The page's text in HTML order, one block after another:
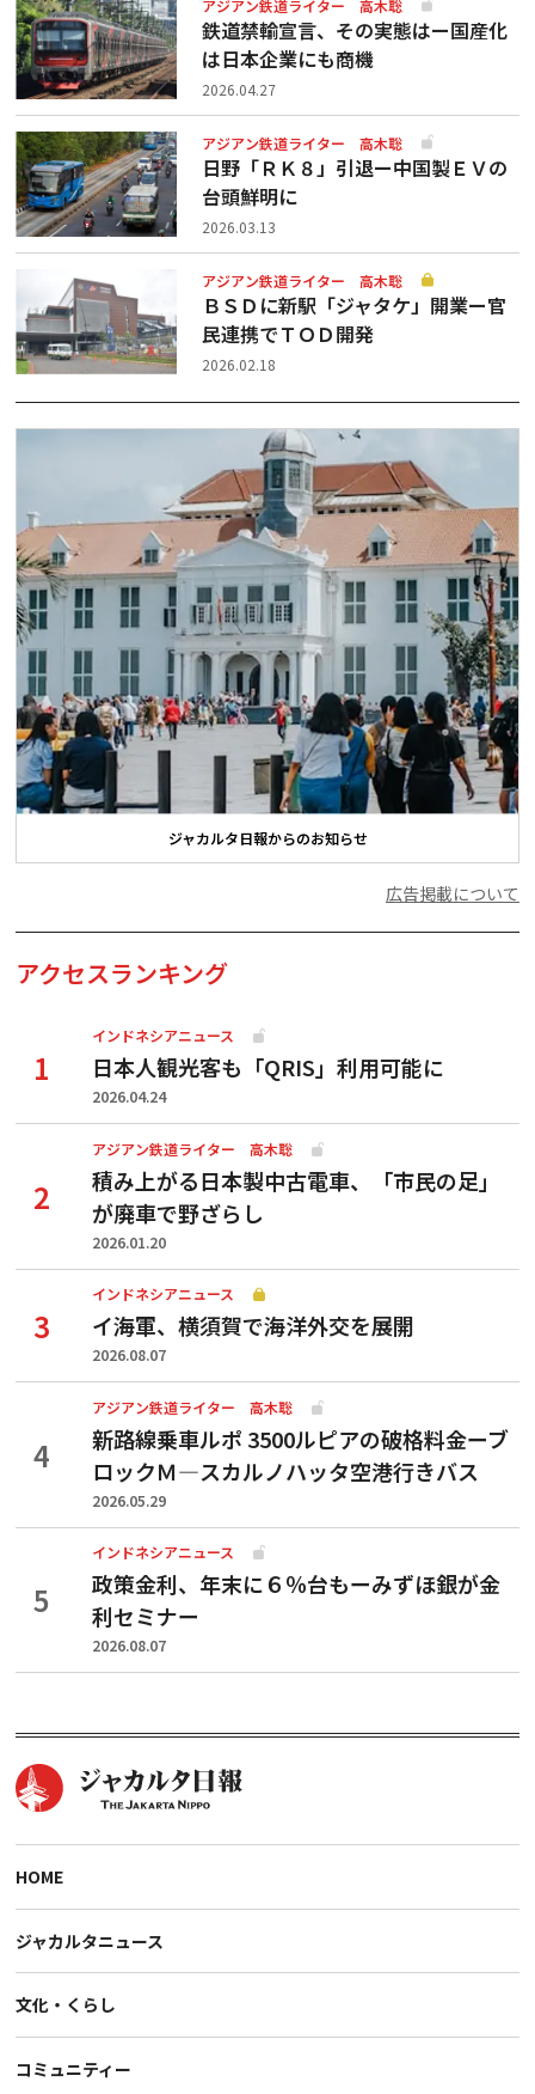
アジアン鉄道ライター 高木聡
鉄道禁輸宣言、その実態はー国産化
は日本企業にも商機
2026.04.27
アジアン鉄道ライター 高木聡
日野「ＲＫ８」引退ー中国製ＥＶの
台頭鮮明に
2026.03.13
アジアン鉄道ライター 高木聡
ＢＳＤに新駅「ジャタケ」開業ー官
民連携でＴＯＤ開発
2026.02.18
ジャカルタ日報からのお知らせ
広告掲載について
アクセスランキング
インドネシアニュース
日本人観光客も「QRIS」利用可能に
2026.04.24
アジアン鉄道ライター 高木聡
積み上がる日本製中古電車、「市民の足」
が廃車で野ざらし
2026.01.20
インドネシアニュース
イ海軍、横須賀で海洋外交を展開
2026.08.07
アジアン鉄道ライター 高木聡
新路線乗車ルポ 3500ルピアの破格料金ーブ
ロックＭ―スカルノハッタ空港行きバス
2026.05.29
インドネシアニュース
政策金利、年末に６％台もーみずほ銀が金
利セミナー
2026.08.07
HOME
ジャカルタニュース
文化・くらし
コミュニティー